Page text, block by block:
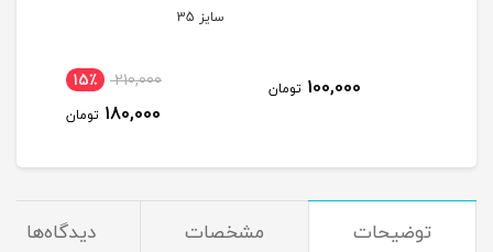
100,000 تومان
سایز 35
210,000 15٪
180,000 تومان
توضیحات مشخصات دیدگاه‌ها